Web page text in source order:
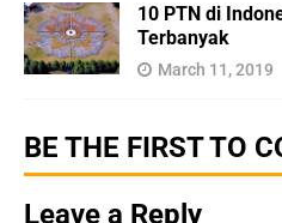
10 PTN di
Terbanyak
March 11, 2019
BE THE FIRST TO
Leave a Reply